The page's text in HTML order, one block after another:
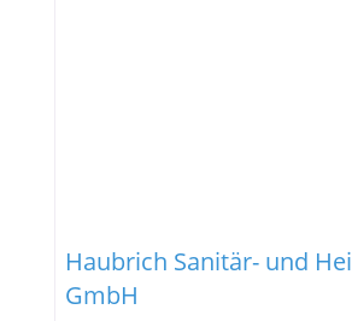
Haubrich Sanitär- und
GmbH